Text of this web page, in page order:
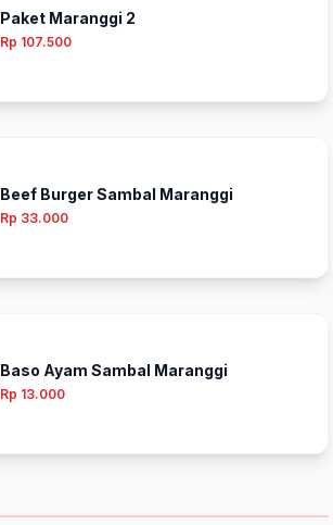
Paket Maranggi 2
Rp 107.500
Beef Burger Sambal Maranggi
Rp 33.000
Baso Ayam Sambal Maranggi
Rp 13.000